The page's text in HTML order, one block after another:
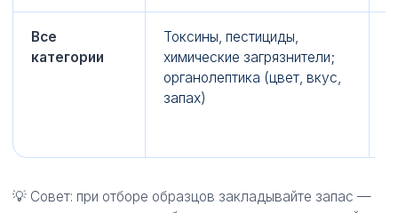
Все
категории
Токсины, пестициды,
химические загрязнители;
органолептика (цвет, вкус,
запах)
💡 Совет: при отборе образцов закладывайте запас —